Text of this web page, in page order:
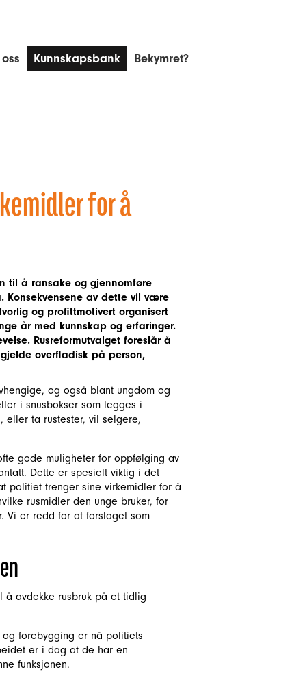
Kunnskapsbank Bekymret?
for å
til å ransake og gjennomføre
Konsekvensene av dette vil være
og profittmotivert organisert
år med kunnskap og erfaringer.
Rusreformutvalget foreslår å
overfladisk på person,
og også blant ungdom og
i snusbokser som legges i
ta rustester, vil selgere,
gode muligheter for oppfølging av
Dette er spesielt viktig i det
politiet trenger sine virkemidler for å
rusmidler den unge bruker, for
Vi er redd for at forslaget som
å avdekke rusbruk på et tidlig
forebygging er nå politiets
er i dag at de har en
funksjonen.